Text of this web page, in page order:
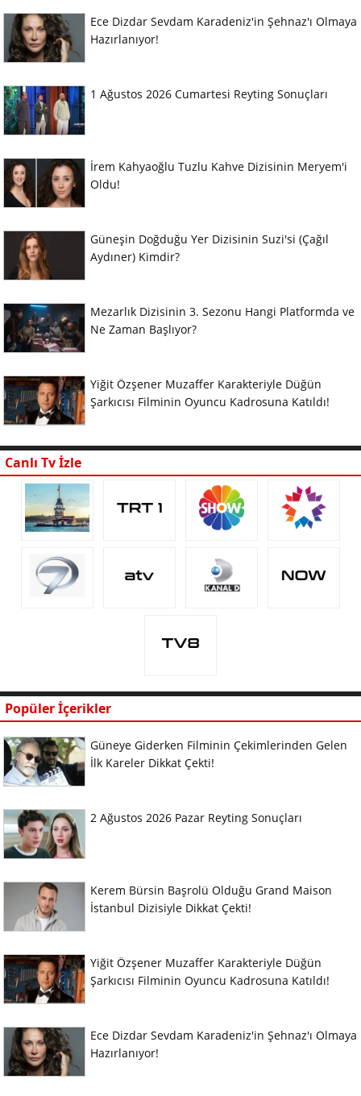
Ece Dizdar Sevdam Karadeniz'in Şehnaz'ı Olmaya
Hazırlanıyor!
1 Ağustos 2026 Cumartesi Reyting Sonuçları
İrem Kahyaoğlu Tuzlu Kahve Dizisinin Meryem'i
Oldu!
Güneşin Doğduğu Yer Dizisinin Suzi'si (Çağıl
Aydıner) Kimdir?
Mezarlık Dizisinin 3. Sezonu Hangi Platformda ve
Ne Zaman Başlıyor?
Yiğit Özşener Muzaffer Karakteriyle Düğün
Şarkıcısı Filminin Oyuncu Kadrosuna Katıldı!
Canlı Tv İzle
Popüler İçerikler
Güneye Giderken Filminin Çekimlerinden Gelen
İlk Kareler Dikkat Çekti!
2 Ağustos 2026 Pazar Reyting Sonuçları
Kerem Bürsin Başrolü Olduğu Grand Maison
İstanbul Dizisiyle Dikkat Çekti!
Yiğit Özşener Muzaffer Karakteriyle Düğün
Şarkıcısı Filminin Oyuncu Kadrosuna Katıldı!
Ece Dizdar Sevdam Karadeniz'in Şehnaz'ı Olmaya
Hazırlanıyor!